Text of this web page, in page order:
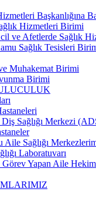
Başkanlığına
Hizmetleri Birimi
ve Afetlerde Sağlık
Sağlık Tesisleri
Muhakemat Birimi
Birimi
Diş Sağlığı Merkezi
Aile Sağlığı
Laboratuvarı
Yapan Aile